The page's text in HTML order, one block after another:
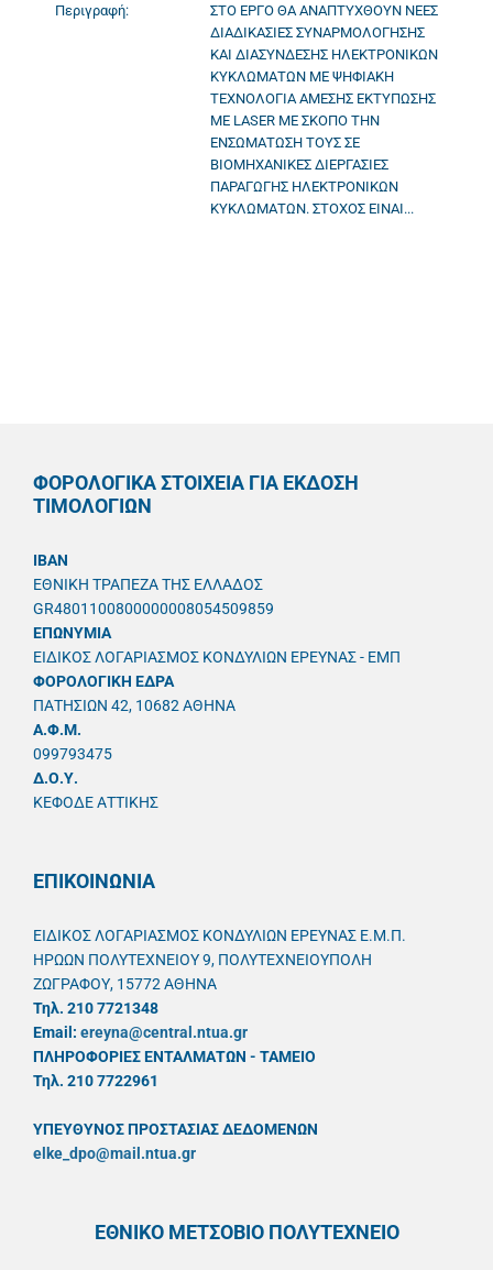
Περιγραφή:
ΣΤΟ ΕΡΓΟ ΘΑ ΑΝΑΠΤΥΧΘΟΥΝ ΝΕΕΣ
ΔΙΑΔΙΚΑΣΙΕΣ ΣΥΝΑΡΜΟΛΟΓΗΣΗΣ
ΚΑΙ ΔΙΑΣΥΝΔΕΣΗΣ ΗΛΕΚΤΡΟΝΙΚΩΝ
ΚΥΚΛΩΜΑΤΩΝ ΜΕ ΨΗΦΙΑΚΗ
ΤΕΧΝΟΛΟΓΙΑ ΑΜΕΣΗΣ ΕΚΤΥΠΩΣΗΣ
ΜΕ LASER ΜΕ ΣΚΟΠΟ ΤΗΝ
ΕΝΣΩΜΑΤΩΣΗ ΤΟΥΣ ΣΕ
ΒΙΟΜΗΧΑΝΙΚΕΣ ΔΙΕΡΓΑΣΙΕΣ
ΠΑΡΑΓΩΓΗΣ ΗΛΕΚΤΡΟΝΙΚΩΝ
ΚΥΚΛΩΜΑΤΩΝ. ΣΤΟΧΟΣ ΕΙΝΑΙ...
ΦΟΡΟΛΟΓΙΚΑ ΣΤΟΙΧΕΙΑ ΓΙΑ ΕΚΔΟΣΗ
ΤΙΜΟΛΟΓΙΩΝ
IBAN
ΕΘΝΙΚΗ ΤΡΑΠΕΖΑ ΤΗΣ ΕΛΛΑΔΟΣ
GR4801100800000008054509859
ΕΠΩΝΥΜΙΑ
ΕΙΔΙΚΟΣ ΛΟΓΑΡΙΑΣΜΟΣ ΚΟΝΔΥΛΙΩΝ ΕΡΕΥΝΑΣ - ΕΜΠ
ΦΟΡΟΛΟΓΙΚΗ ΕΔΡΑ
ΠΑΤΗΣΙΩΝ 42, 10682 ΑΘΗΝΑ
A.Φ.Μ.
099793475
Δ.Ο.Υ.
ΚΕΦΟΔΕ ΑΤΤΙΚΗΣ
ΕΠΙΚΟΙΝΩΝΙΑ
ΕΙΔΙΚΟΣ ΛΟΓΑΡΙΑΣΜΟΣ ΚΟΝΔΥΛΙΩΝ ΕΡΕΥΝΑΣ Ε.Μ.Π.
ΗΡΩΩΝ ΠΟΛΥΤΕΧΝΕΙΟΥ 9, ΠΟΛΥΤΕΧΝΕΙΟΥΠΟΛΗ
ΖΩΓΡΑΦΟΥ, 15772 ΑΘΗΝΑ
Τηλ. 210 7721348
Email: ereyna@central.ntua.gr
ΠΛΗΡΟΦΟΡΙΕΣ ΕΝΤΑΛΜΑΤΩΝ - ΤΑΜΕΙΟ
Τηλ. 210 7722961
ΥΠΕΥΘYΝΟΣ ΠΡΟΣΤΑΣΙΑΣ ΔΕΔΟΜΕΝΩΝ
elke_dpo@mail.ntua.gr
ΕΘΝΙΚΟ ΜΕΤΣΟΒΙΟ ΠΟΛΥΤΕΧΝΕΙΟ